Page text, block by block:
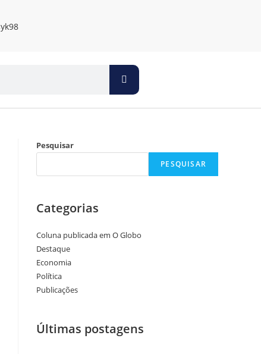
Pesquisar
PESQUISAR
Categorias
Coluna publicada em O Globo
Destaque
Economia
Política
Publicações
Últimas postagens